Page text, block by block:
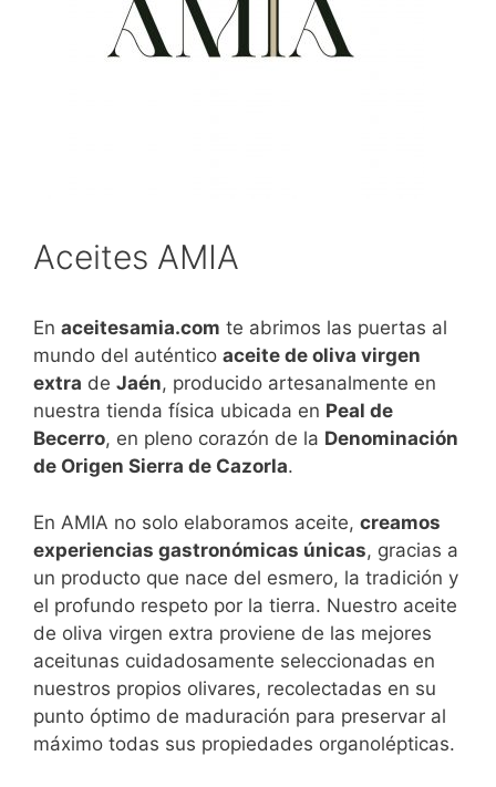
Aceites AMIA
En aceitesamia.com te abrimos las puertas al
mundo del auténtico aceite de oliva virgen
extra de Jaén, producido artesanalmente en
nuestra tienda física ubicada en Peal de
Becerro, en pleno corazón de la Denominación
de Origen Sierra de Cazorla.
En AMIA no solo elaboramos aceite, creamos
experiencias gastronómicas únicas, gracias a
un producto que nace del esmero, la tradición y
el profundo respeto por la tierra. Nuestro aceite
de oliva virgen extra proviene de las mejores
aceitunas cuidadosamente seleccionadas en
nuestros propios olivares, recolectadas en su
punto óptimo de maduración para preservar al
máximo todas sus propiedades organolépticas.